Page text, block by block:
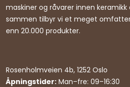
maskiner og råvarer innen keramikk
sammen tilbyr vi et meget
enn 20.000 produkter.
Rosenholmveien 4b, 1252 Oslo
Åpningstider: Man–fre: 09–16:30